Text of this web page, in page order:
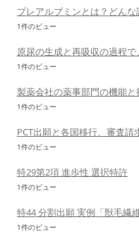
プレアルブミンとは？どんな
1件のビュー
原尿の生成と再吸収の過程
1件のビュー
製薬会社の薬事部門の機能と
1件のビュー
PCT出願と各国移行、審査請
1件のビュー
特29第2項 進歩性 選択特許
1件のビュー
特44 分割出願 実例「獣毛繊
1件のビュー